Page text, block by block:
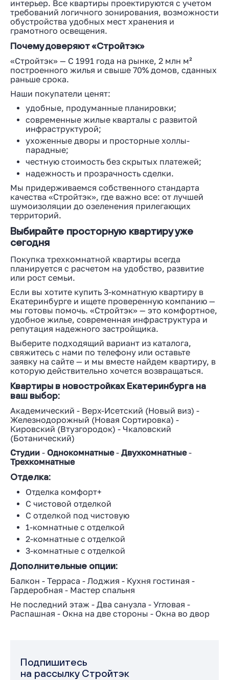
интерьер. Все квартиры проектируются с учетом
требований логичного зонирования, возможности
обустройства удобных мест хранения и
грамотного освещения.
Почему доверяют «Стройтэк»
«Стройтэк» — С 1991 года на рынке, 2 млн м²
построенного жилья и свыше 70% домов, сданных
раньше срока.
Наши покупатели ценят:
удобные, продуманные планировки;
современные жилые кварталы с развитой
инфраструктурой;
ухоженные дворы и просторные холлы-
парадные;
честную стоимость без скрытых платежей;
надежность и прозрачность сделки.
Мы придерживаемся собственного стандарта
качества «Стройтэк», где важно все: от лучшей
шумоизоляции до озеленения прилегающих
территорий.
Выбирайте просторную квартиру уже
сегодня
Покупка трехкомнатной квартиры всегда
планируется с расчетом на удобство, развитие
или рост семьи.
Если вы хотите купить 3-комнатную квартиру в
Екатеринбурге и ищете проверенную компанию —
мы готовы помочь. «Стройтэк» — это комфортное,
удобное жилье, современная инфраструктура и
репутация надежного застройщика.
Выберите подходящий вариант из каталога,
свяжитесь с нами по телефону или оставьте
заявку на сайте — и мы вместе найдем квартиру, в
которую действительно хочется возвращаться.
Квартиры в новостройках Екатеринбурга на
ваш выбор:
Академический - Верх-Исетский (Новый виз) -
Железнодорожный (Новая Сортировка) -
Кировский (Втузгородок) - Чкаловский
(Ботанический)
Студии - Однокомнатные- Двухкомнатные-
Трехкомнатные
Отделка:
Отделка комфорт+
С чистовой отделкой
С отделкой под чистовую
1-комнатные с отделкой
2-комнатные с отделкой
3-комнатные с отделкой
Дополнительные опции:
Балкон - Терраса - Лоджия - Кухня гостиная -
Гардеробная - Мастер спальня
Не последний этаж - Два санузла - Угловая -
Распашная - Окна на две стороны - Окна во двор
Подпишитесь
на рассылку Стройтэк